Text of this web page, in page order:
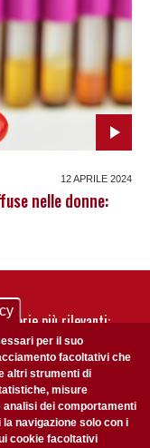
12 APRILE 2024
nelle donne:
storie più rilevanti:
newsletter
per il suo
facoltativi che
altri strumenti di
misure
dei comportamenti
navigazione solo con i
cookie facoltativi